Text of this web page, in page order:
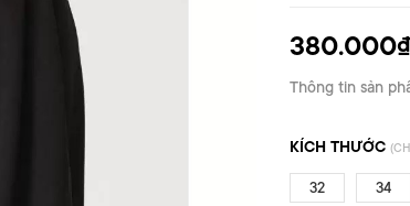
380.000₫
Thông tin sản
KÍCH THƯỚC
32 34